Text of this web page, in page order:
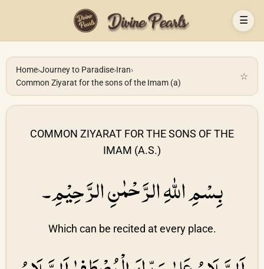
☰
Home›Journey to Paradise›Iran›
Common Ziyarat for the sons of the Imam (a)
☆
COMMON ZIYARAT FOR THE SONS OF THE
IMAM (A.S.)
بِسْمِ اللهِ الرَّحْمٰنِ الرَّحِیْمِ۔
Which can be recited at every place.